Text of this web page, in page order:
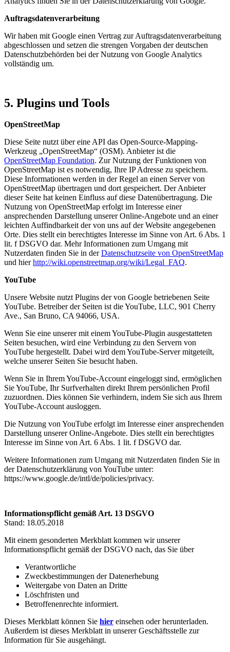
Auftragsdatenverarbeitung
Wir haben mit Google einen Vertrag zur Auftragsdatenverarbeitung
abgeschlossen und setzen die strengen Vorgaben der deutschen
Datenschutzbehörden bei der Nutzung von Google Analytics
vollständig um.
5. Plugins und Tools
OpenStreetMap
Diese Seite nutzt über eine API das Open-Source-Mapping-
Werkzeug „OpenStreetMap“ (OSM). Anbieter ist die
OpenStreetMap Foundation. Zur Nutzung der Funktionen von
OpenStreetMap ist es notwendig, Ihre IP Adresse zu speichern.
Diese Informationen werden in der Regel an einen Server von
OpenStreetMap übertragen und dort gespeichert. Der Anbieter
dieser Seite hat keinen Einfluss auf diese Datenübertragung. Die
Nutzung von OpenStreetMap erfolgt im Interesse einer
ansprechenden Darstellung unserer Online-Angebote und an einer
leichten Auffindbarkeit der von uns auf der Website angegebenen
Orte. Dies stellt ein berechtigtes Interesse im Sinne von Art. 6 Abs. 1
lit. f DSGVO dar. Mehr Informationen zum Umgang mit
Nutzerdaten finden Sie in derDatenschutzseite von OpenStreetMap
und hierhttp://wiki.openstreetmap.org/wiki/Legal_FAQ.
YouTube
Unsere Website nutzt Plugins der von Google betriebenen Seite
YouTube. Betreiber der Seiten ist die YouTube, LLC, 901 Cherry
Ave., San Bruno, CA 94066, USA.
Wenn Sie eine unserer mit einem YouTube-Plugin ausgestatteten
Seiten besuchen, wird eine Verbindung zu den Servern von
YouTube hergestellt. Dabei wird dem YouTube-Server mitgeteilt,
welche unserer Seiten Sie besucht haben.
Wenn Sie in Ihrem YouTube-Account eingeloggt sind, ermöglichen
Sie YouTube, Ihr Surfverhalten direkt Ihrem persönlichen Profil
zuzuordnen. Dies können Sie verhindern, indem Sie sich aus Ihrem
YouTube-Account ausloggen.
Die Nutzung von YouTube erfolgt im Interesse einer ansprechenden
Darstellung unserer Online-Angebote. Dies stellt ein berechtigtes
Interesse im Sinne von Art. 6 Abs. 1 lit. f DSGVO dar.
Weitere Informationen zum Umgang mit Nutzerdaten finden Sie in
der Datenschutzerklärung von YouTube unter:
https://www.google.de/intl/de/policies/privacy.
Informationspflicht gemäß Art. 13 DSGVO
Stand: 18.05.2018
Mit einem gesonderten Merkblatt kommen wir unserer
Informationspflicht gemäß der DSGVO nach, das Sie über
Verantwortliche
Zweckbestimmungen der Datenerhebung
Weitergabe von Daten an Dritte
Löschfristen und
Betroffenenrechte informiert.
Dieses Merkblatt können Sie hier einsehen oder herunterladen.
Außerdem ist dieses Merkblatt in unserer Geschäftsstelle zur
Information für Sie ausgehängt.